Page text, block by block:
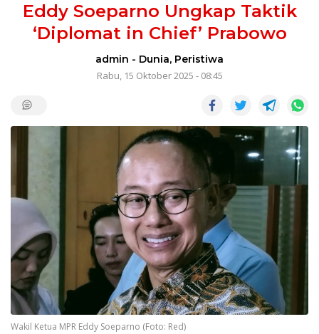
Eddy Soeparno Ungkap Taktik
‘Diplomat in Chief’ Prabowo
admin - Dunia, Peristiwa
Rabu, 15 Oktober 2025 - 08:45
Wakil Ketua MPR Eddy Soeparno (Foto: Red)